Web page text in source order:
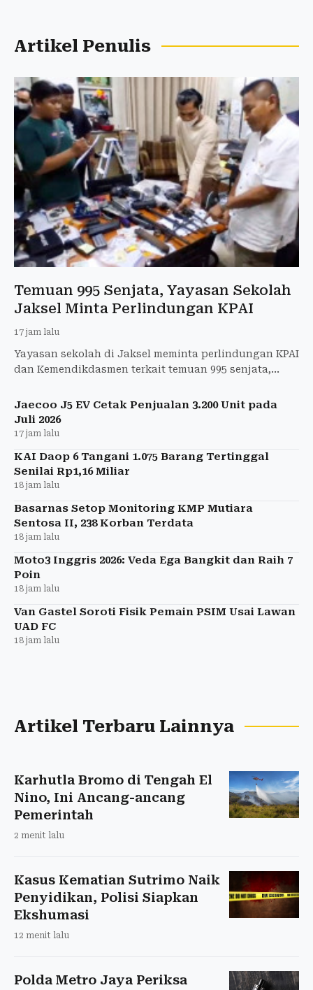
Artikel Penulis
Temuan 995 Senjata, Yayasan Sekolah
Jaksel Minta Perlindungan KPAI
17 jam lalu
Yayasan sekolah di Jaksel meminta perlindungan KPAI
dan Kemendikdasmen terkait temuan 995 senjata,
Jaecoo J5 EV Cetak Penjualan 3.200 Unit pada
Juli 2026
17 jam lalu
KAI Daop 6 Tangani 1.075 Barang Tertinggal
Senilai Rp1,16 Miliar
18 jam lalu
Basarnas Setop Monitoring KMP Mutiara
Sentosa II, 238 Korban Terdata
18 jam lalu
Moto3 Inggris 2026: Veda Ega Bangkit dan Raih 7
Poin
18 jam lalu
Van Gastel Soroti Fisik Pemain PSIM Usai Lawan
UAD FC
18 jam lalu
Artikel Terbaru Lainnya
Karhutla Bromo di Tengah El
Nino, Ini Ancang-ancang
Pemerintah
2 menit lalu
Kasus Kematian Sutrimo Naik
Penyidikan, Polisi Siapkan
Ekshumasi
12 menit lalu
Polda Metro Jaya Periksa